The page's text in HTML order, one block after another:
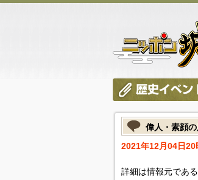
偉人・素顔
2021年12月04日20
詳細は情報元であ